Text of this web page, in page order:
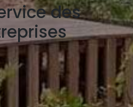
des